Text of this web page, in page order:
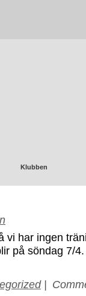
Klubben
vi har ingen
på söndag 7/4.
|